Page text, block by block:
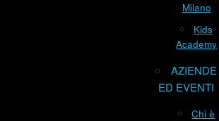
Milano
Kids
Academy
AZIENDE
ED EVENTI
Chi è